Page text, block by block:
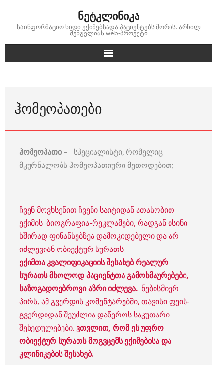
content
ნეტკლინიკა
საინფორმაციო ხიდი ექიმებსადა პაციენტებს შორის. არჩილ
შენგელიას web-პროექტი
ᲰᲝᲛᲔᲝᲞᲐᲗᲔᲑᲘ
ჰომეოპათი – სპეციალისტი, რომელიც
მკურნალობს ჰომეოპათიური მეთოდებით;
ჩვენ მოვხსენით ჩვენი საიტიდან ათასობით
ექიმის ბიოგრაფია-რეკლამები, რადგან ისინი
ხშირად ფინანსებზეა დამოკიდებული და არ
იძლევიან ობიექტურ სურათს.
ექიმთა კვალიფიკაციის შესახებ რეალურ
სურათს მხოლოდ პაციენტთა გამოხმაურებები,
საზოგადოებროვი აზრი იძლევა. ნებისმიერ
პირს, ამ გვერდის კომენტარებში, თავისი ფეის-
გვერდიდან შეუძლია დაწეროს საკუთარი
შეხედულებები. ვთვლით, რომ ეს უფრო
ობიექტურ სურათს მოგვცემს ექიმებისა და
კლინიკების შესახებ.